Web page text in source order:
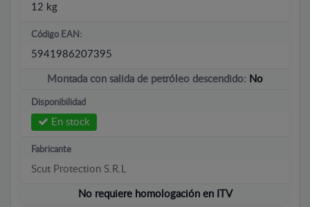
12 kg
Código EAN:
5941986207395
Montada con salida de petróleo descendido: No
Disponibilidad
En stock
Fabricante
Scut Protection S.R.L
No requiere homologación en ITV